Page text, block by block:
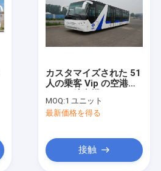
カスタマイズされた 51
人の乗客 Vip の空港シ
MOQ:1 ユニット
最新価格を得る
接触